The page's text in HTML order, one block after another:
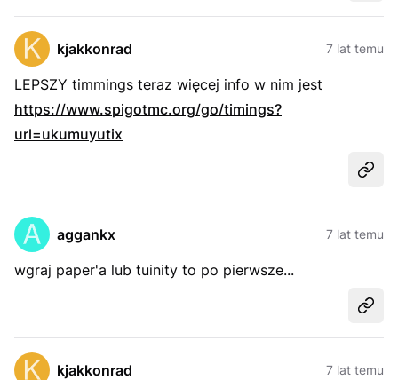
kjakkonrad 7 lat temu
LEPSZY timmings teraz więcej info w nim jest
https://www.spigotmc.org/go/timings?
url=ukumuyutix
aggankx 7 lat temu
wgraj paper'a lub tuinity to po pierwsze...
kjakkonrad 7 lat temu